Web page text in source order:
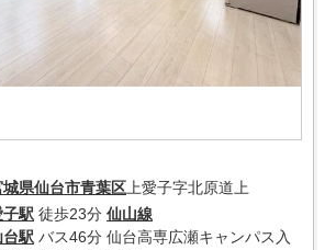
城県仙台市青葉区 上愛子字北原道上
子駅 徒歩23分 仙山線
台駅 バス46分 仙台高専広瀬キャンパス入